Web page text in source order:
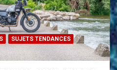
SUJETS TENDANCES